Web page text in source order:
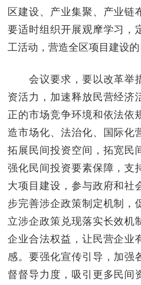
区建设、产业集聚、产业链
要适时组织开展观摩学习，
工活动，营造全区项目建设的
会议要求，要以改革举
资活力，加速释放民营经济
正的市场竞争环境和依法依
造市场化、法治化、国际化
拓展民间投资空间，拓宽民
强化民间投资要素保障，支
大项目建设，参与政府和社
步完善涉企政策制定机制，
立涉企政策兑现落实长效机
企业合法权益，让民营企业
感。要强化宣传引导，加强
督督导力度，吸引更多民间